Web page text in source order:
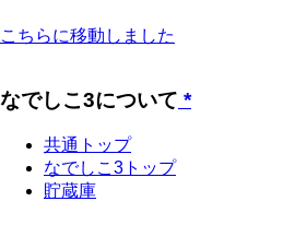
こちらに移動しました
なでしこ3について *
共通トップ
なでしこ3トップ
貯蔵庫